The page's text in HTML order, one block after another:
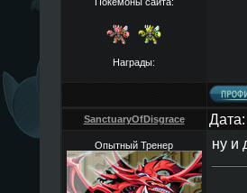
Награды:
SanctuaryOfDisgrace
Опытный Тренер ну и